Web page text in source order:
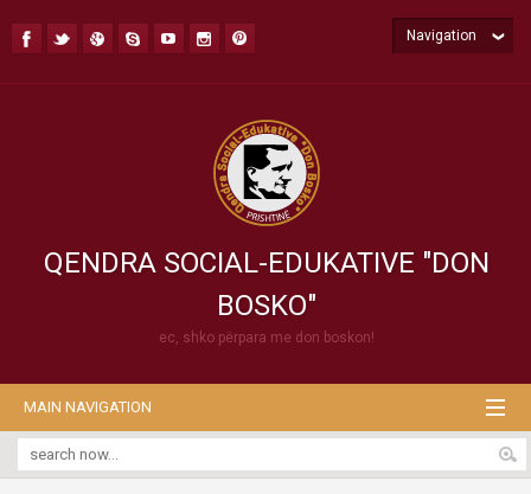
QENDRA SOCIAL-EDUKATIVE "DON
BOSKO"
ec, shko përpara me don boskon!
Navigation
MAIN NAVIGATION